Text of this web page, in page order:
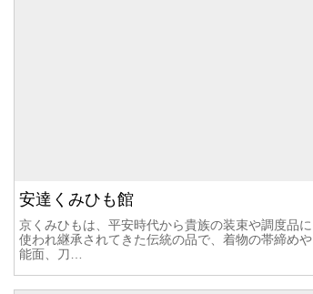
安達くみひも館
京くみひもは、平安時代から貴族の装束や調度品に
使われ継承されてきた伝統の品で、着物の帯締めや
能面、刀…